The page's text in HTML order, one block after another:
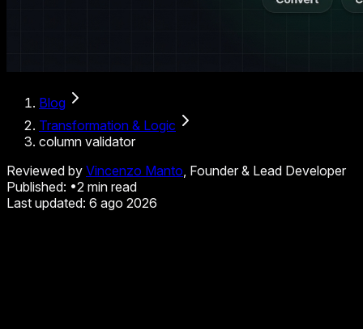
Blog
Transformation & Logic
column validator
Reviewed by Vincenzo Manto, Founder & Lead Developer
Published: •2 min read
Last updated: 6 ago 2026